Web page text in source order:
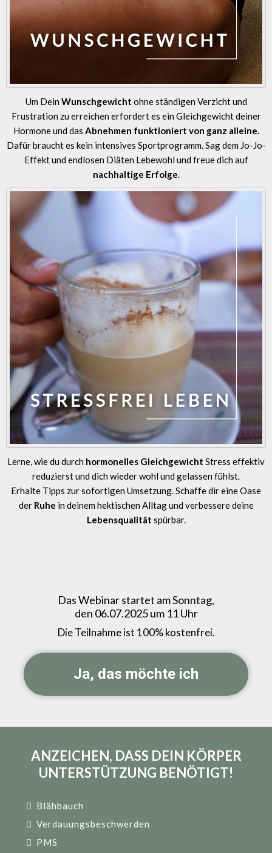
Um Dein Wunschgewicht ohne ständigen Verzicht und
Frustration zu erreichen erfordert es ein Gleichgewicht deiner
Hormone und das Abnehmen funktioniert von ganz alleine.
Dafür braucht es kein intensives Sportprogramm. Sag dem Jo-Jo-
Effekt und endlosen Diäten Lebewohl und freue dich auf
nachhaltige Erfolge.
Lerne, wie du durch hormonelles Gleichgewicht Stress effektiv
reduzierst und dich wieder wohl und gelassen fühlst.
Erhalte Tipps zur sofortigen Umsetzung. Schaffe dir eine Oase
der Ruhe in deinem hektischen Alltag und verbessere deine
Lebensqualität spürbar.
Das Webinar startet am Sonntag,
den 06.07.2025 um 11 Uhr
Die Teilnahme ist 100% kostenfrei.
Ja, das möchte ich
ANZEICHEN, DASS DEIN KÖRPER
UNTERSTÜTZUNG BENÖTIGT!
Blähbauch
Verdauungsbeschwerden
PMS